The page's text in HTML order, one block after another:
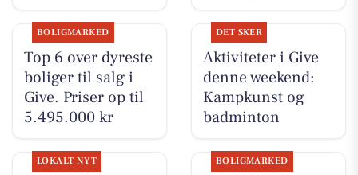
BOLIGMARKED
Top 6 over dyreste
boliger til salg i
Give. Priser op til
5.495.000 kr
DET SKER
Aktiviteter i Give
denne weekend:
Kampkunst og
badminton
LOKALT NYT BOLIGMARKED